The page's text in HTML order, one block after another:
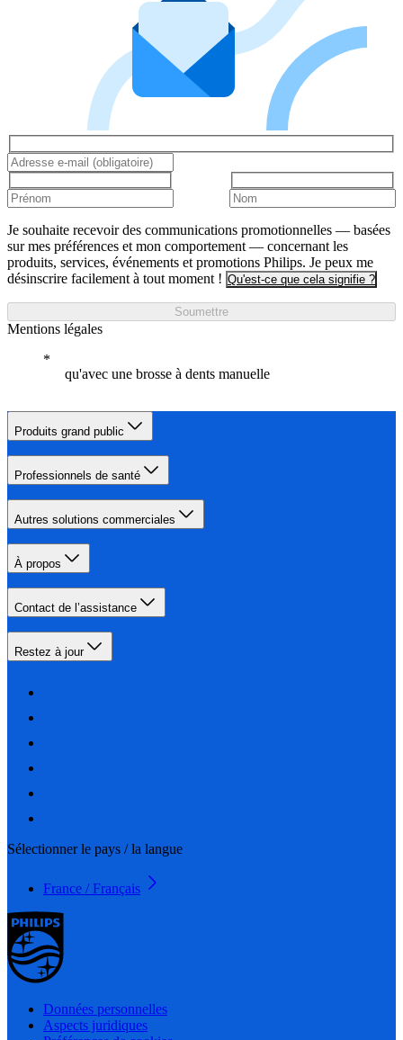
Je souhaite recevoir des communications promotionnelles — basées
sur mes préférences et mon comportement — concernant les
produits, services, événements et promotions Philips. Je peux me
désinscrire facilement à tout moment ! Qu'est-ce que cela signifie ?
Soumettre
Mentions légales
qu'avec une brosse à dents manuelle
Produits grand public
Professionnels de santé
Autres solutions commerciales
À propos
Contact de l’assistance
Restez à jour
Sélectionner le pays / la langue
France / Français
Données personnelles
Aspects juridiques